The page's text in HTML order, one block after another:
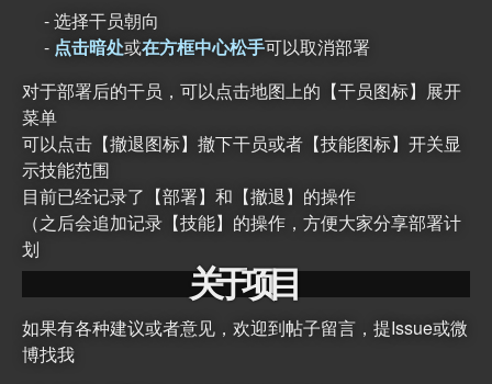
选择干员朝向
点击暗处或在方框中心松手可以取消部署
对于部署后的干员，可以点击地图上的【干员图标】展开
菜单
可以点击【撤退图标】撤下干员或者【技能图标】开关显
示技能范围
目前已经记录了【部署】和【撤退】的操作
（之后会追加记录【技能】的操作，方便大家分享部署计
划
关于项目
如果有各种建议或者意见，欢迎到帖子留言，提Issue或微
博找我